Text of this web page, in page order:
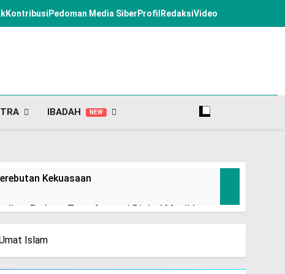
Kontribusi Pedoman Media Siber Profil RedaksiVideo
IBADAH NEW
Kekuasaan
Perkuat Transformasi Digital Masjid
Tolak Politik Transaksional dan
Islam